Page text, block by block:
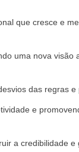
que cresce e
uma nova visão
das regras e
e
a credibilidade e